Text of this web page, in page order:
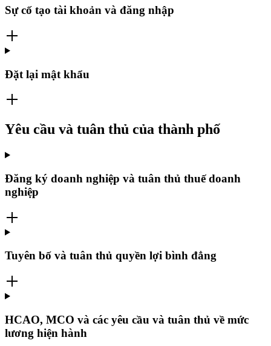
Sự cố tạo tài khoản và đăng nhập
Đặt lại mật khẩu
Yêu cầu và tuân thủ của thành phố
Đăng ký doanh nghiệp và tuân thủ thuế doanh
nghiệp
Tuyên bố và tuân thủ quyền lợi bình đẳng
HCAO, MCO và các yêu cầu và tuân thủ về mức
lương hiện hành